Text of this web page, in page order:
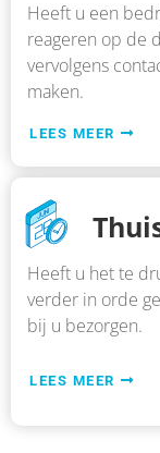
Heeft u een
reageren op de
vervolgens
maken.
LEES MEER
Heeft u het te
verder in orde
bij u bezorgen.
LEES MEER